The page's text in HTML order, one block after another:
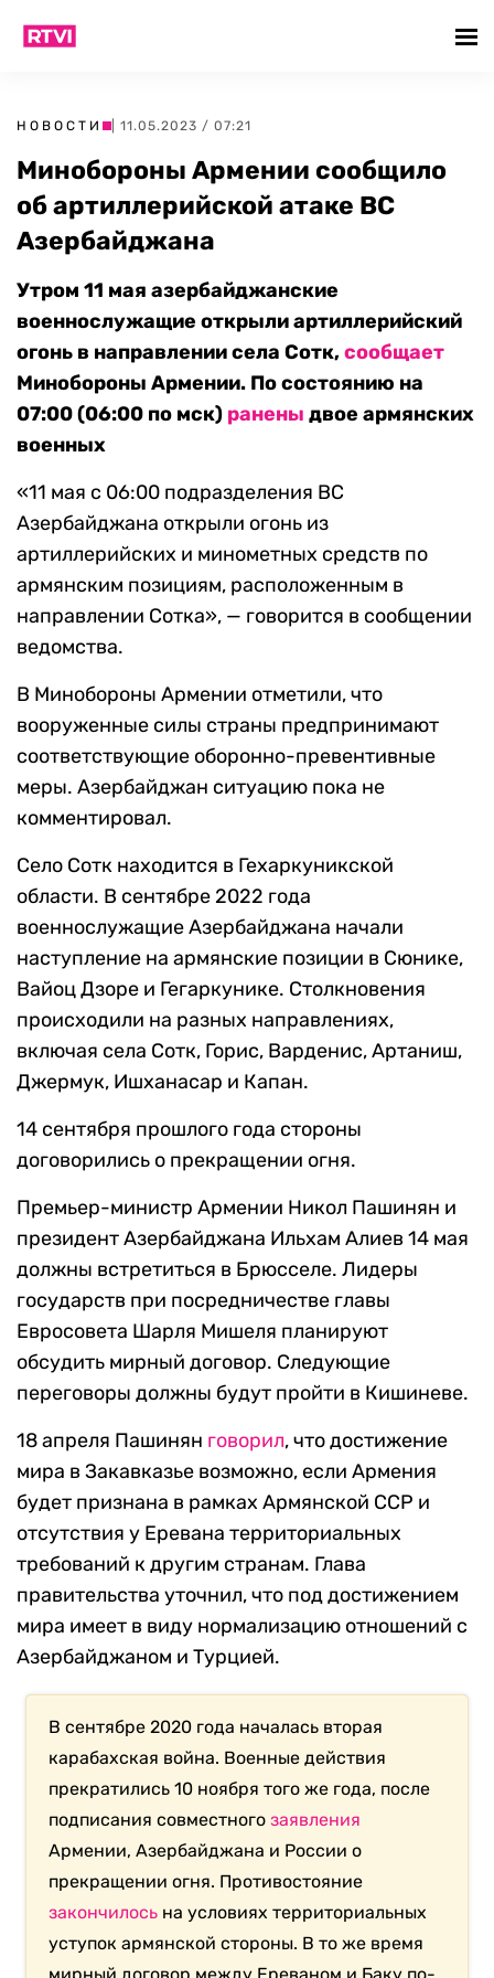
НОВОСТИ | 11.05.2023 / 07:21
Минобороны Армении сообщило
об артиллерийской атаке ВС
Азербайджана
Утром 11 мая азербайджанские
военнослужащие открыли артиллерийский
огонь в направлении села Сотк,сообщает
Минобороны Армении. По состоянию на
07:00 (06:00 по мск) ранены двое армянских
военных
«11 мая с 06:00 подразделения ВС
Азербайджана открыли огонь из
артиллерийских и минометных средств по
армянским позициям, расположенным в
направлении Сотка», — говорится в сообщении
ведомства.
В Минобороны Армении отметили, что
вооруженные силы страны предпринимают
соответствующие оборонно-превентивные
меры. Азербайджан ситуацию пока не
комментировал.
Село Сотк находится в Гехаркуникской
области. В сентябре 2022 года
военнослужащие Азербайджана начали
наступление на армянские позиции в Сюнике,
Вайоц Дзоре и Гегаркунике. Столкновения
происходили на разных направлениях,
включая села Сотк, Горис, Варденис, Артаниш,
Джермук, Ишханасар и Капан.
14 сентября прошлого года стороны
договорились о прекращении огня.
Премьер-министр Армении Никол Пашинян и
президент Азербайджана Ильхам Алиев 14 мая
должны встретиться в Брюсселе. Лидеры
государств при посредничестве главы
Евросовета Шарля Мишеля планируют
обсудить мирный договор. Следующие
переговоры должны будут пройти в Кишиневе.
18 апреля Пашинян говорил, что достижение
мира в Закавказье возможно, если Армения
будет признана в рамках Армянской ССР и
отсутствия у Еревана территориальных
требований к другим странам. Глава
правительства уточнил, что под достижением
мира имеет в виду нормализацию отношений с
Азербайджаном и Турцией.
В сентябре 2020 года началась вторая
карабахская война. Военные действия
прекратились 10 ноября того же года, после
подписания совместногозаявления
Армении, Азербайджана и России о
прекращении огня. Противостояние
закончилось на условиях территориальных
уступок армянской стороны. В то же время